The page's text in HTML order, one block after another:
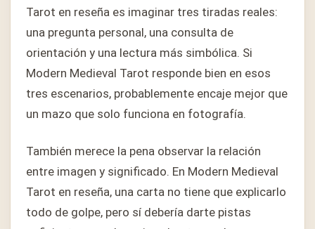
Tarot en reseña es imaginar tres tiradas reales:
una pregunta personal, una consulta de
orientación y una lectura más simbólica. Si
Modern Medieval Tarot responde bien en esos
tres escenarios, probablemente encaje mejor que
un mazo que solo funciona en fotografía.
También merece la pena observar la relación
entre imagen y significado. En Modern Medieval
Tarot en reseña, una carta no tiene que explicarlo
todo de golpe, pero sí debería darte pistas